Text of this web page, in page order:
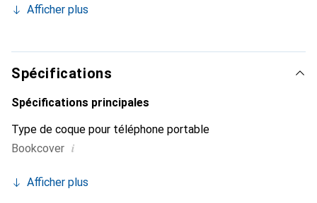
et indispensable pour votre smartphone. Reconnaître
marque Noreve est un choix sûr pour une clientèle
exigeante.
Afficher plus
Spécifications
Spécifications principales
Type de coque pour téléphone portable
Bookcover i
Afficher plus